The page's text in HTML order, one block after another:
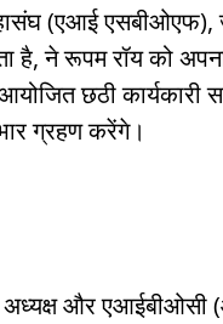
(एआई
है, ने रूपम रॉय को
छठी कार्यकारी
ग्रहण करेंगे।
और एआईबीओसी